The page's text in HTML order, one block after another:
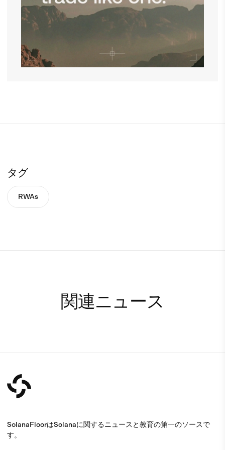
タグ
RWAs
関連ニュース
SolanaFloorはSolanaに関するニュースと教育の第一のソースで
す。